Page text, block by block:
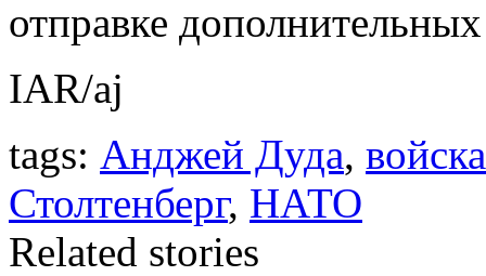
отправке
IAR/aj
tags: Анджей Дуда,
Столтенберг, НАТО
Related stories